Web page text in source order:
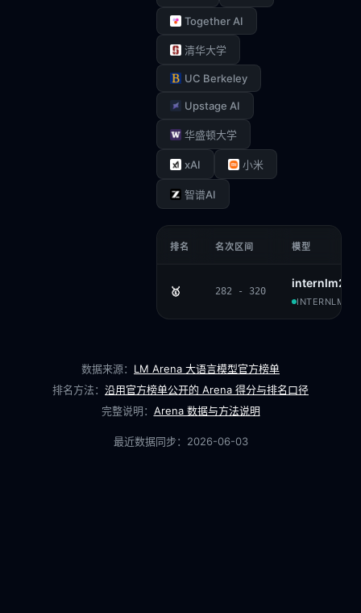
Together AI
清华大学
UC Berkeley
Upstage AI
华盛顿大学
xAI 小米
智谱AI
排名 名次区间 模型
🥇 282 - 320
INTERNLM ·
数据来源： LM Arena 大语言模型官方榜单
排名方法： 沿用官方榜单公开的 Arena 得分与排名口径
完整说明： Arena 数据与方法说明
最近数据同步： 2026-06-03